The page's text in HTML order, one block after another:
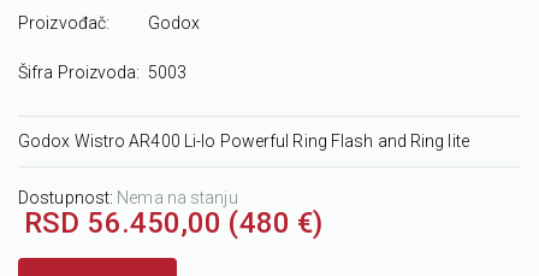
Proizvođač: Godox
Šifra Proizvoda: 5003
Godox Wistro AR400 Li-Io Powerful Ring Flash and Ring lite
Dostupnost: Nema na stanju
RSD 56.450,00 (480 €)